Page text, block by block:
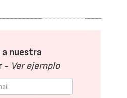
a nuestra
- Ver ejemplo